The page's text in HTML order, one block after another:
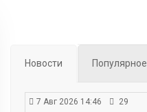
Новости Популярное
7 Авг 2026 14:46 29